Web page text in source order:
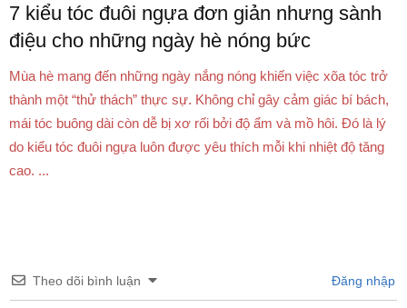
7 kiểu tóc đuôi ngựa đơn giản nhưng sành
điệu cho những ngày hè nóng bức
Mùa hè mang đến những ngày nắng nóng khiến việc xõa tóc trở
thành một “thử thách” thực sự. Không chỉ gây cảm giác bí bách,
mái tóc buông dài còn dễ bị xơ rối bởi độ ẩm và mồ hôi. Đó là lý
do kiểu tóc đuôi ngựa luôn được yêu thích mỗi khi nhiệt độ tăng
cao. ...
Theo dõi bình luận Đăng nhập